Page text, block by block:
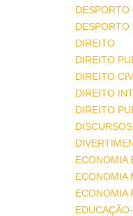
DESPORTO
DESPORTO
DIREITO
DIREITO
DIREITO
DIREITO
DIREITO
DISCURSOS
ECONOMIA
ECONOMIA
ECONOMIA